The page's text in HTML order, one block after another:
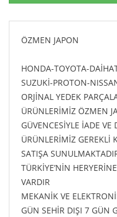
ÖZMEN JAPON
HONDA-TOYOTA-
SUZUKİ-PROTON-
ORJİNAL YEDEK
ÜRÜNLERİMİZ ÖZMEN
GÜVENCESİYLE İADE
ÜRÜNLERİMİZ GEREKLİ
SATIŞA
TÜRKİYE’NİN
VARDIR
MEKANİK VE
GÜN SEHİR DIŞI 7 GÜN